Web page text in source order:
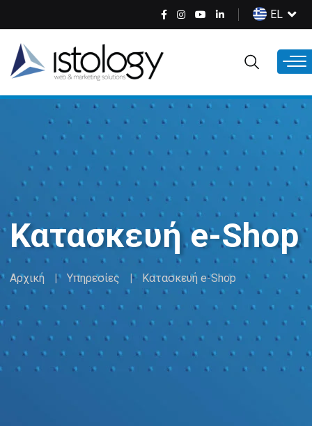
κυρίως
περιεχόμενο
Select
your
EL
Κατασκευή e-Shop
Αρχική Υπηρεσίες Κατασκευή e-Shop